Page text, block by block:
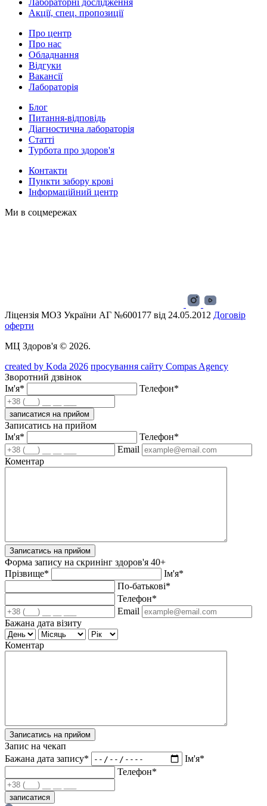
Лабораторні дослідження
Акції, спец. пропозиції
Про центр
Про нас
Обладнання
Відгуки
Вакансії
Лабораторія
Блог
Питання-відповідь
Діагностична лабораторія
Статті
Турбота про здоров'я
Контакти
Пункти забору крові
Інформаційний центр
Ми в соцмережах
Ліцензія МОЗ України АГ №600177 від 24.05.2012 Договір
оферти
МЦ Здоров'я © 2026.
created by Koda 2026 просування сайту Compas Agency
Зворотний дзвінок
Ім'я*
Телефон*
записатися на прийом
Записатись на прийом
Ім'я*
Телефон*
Email
Коментар
Записатись на прийом
Форма запису на скринінг здоров'я 40+
Прізвище*
Ім'я*
По-батькові*
Телефон*
Email
Бажана дата візиту
Коментар
Записатись на прийом
Запис на чекап
Бажана дата запису*
Ім'я*
Телефон*
записатися